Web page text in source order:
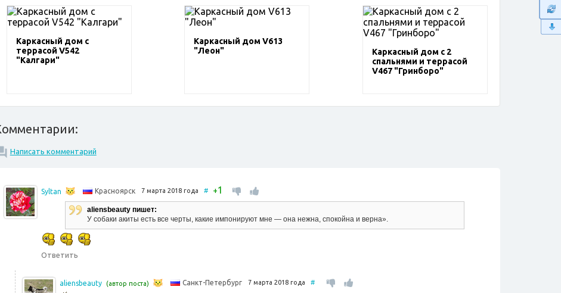
Каркасный дом с
террасой V542
"Калгари"
Каркасный дом V613
"Леон"
Каркасный дом с 2
спальнями и террасой
V467 "Гринборо"
Написать комментарий
Syltan Красноярск 7 марта 2018 года # +1
aliensbeauty пишет:
У собаки акиты есть все черты, какие импонируют мне — она нежна, спокойна и верна».
Ответить
aliensbeauty (автор поста) Санкт-Петербург 7 марта 2018 года #